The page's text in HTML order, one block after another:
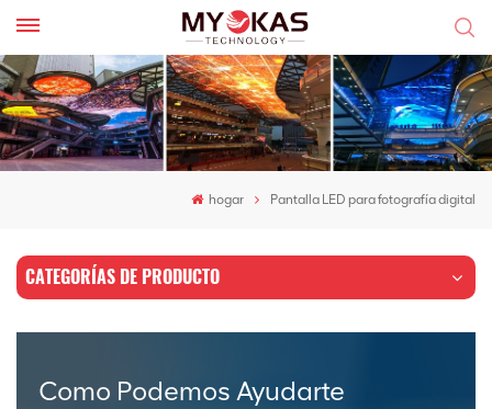
hogar Pantalla LED para fotografía digital
CATEGORÍAS DE PRODUCTO
Como Podemos Ayudarte